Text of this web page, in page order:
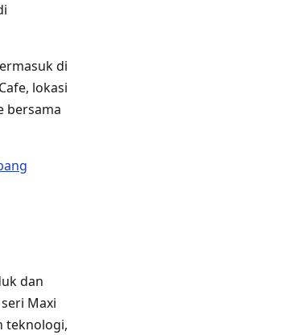
di
lokasi
bersama
dan
Maxi
teknologi,